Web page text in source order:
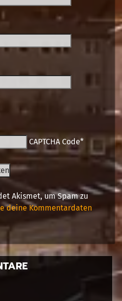
CAPTCHA Code*
Akismet, um Spam zu
deine Kommentardaten